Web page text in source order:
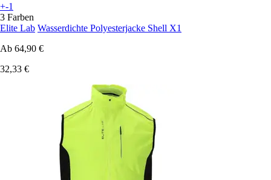
+-1
3 Farben
Elite Lab Wasserdichte Polyesterjacke Shell X1
Ab 64,90 €
32,33 €